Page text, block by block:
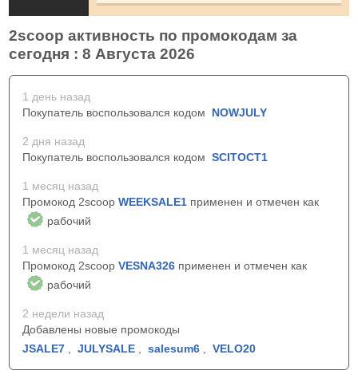
2scoop активность по промокодам за
сегодня : 8 Августа 2026
1 день назад
Покупатель воспользовался кодом NOWJULY
2 дня назад
Покупатель воспользовался кодом SCITOCT1
1 месяц назад
Промокод 2scoop WEEKSALE1 применен и отмечен как
рабочий
1 месяц назад
Промокод 2scoop VESNA326 применен и отмечен как
рабочий
2 недели назад
Добавлены новые промокоды
JSALE7
JULYSALE salesum6 VELO20